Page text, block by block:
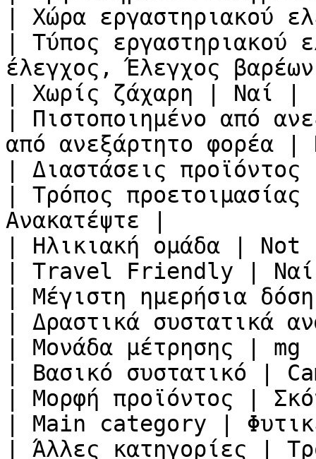
| Χώρα εργαστηριακού
| Τύπος εργαστηριακού
έλεγχος, Έλεγχος
| Χωρίς ζάχαρη | Ναί |
| Πιστοποιημένο από
από ανεξάρτητο φορέα
| Διαστάσεις
| Τρόπος
Ανακατέψτε |
| Ηλικιακή ομάδα |
| Travel Friendly |
| Μέγιστη ημερήσια
| Δραστικά συστατικά
| Μονάδα μέτρησης |
| Βασικό συστατικό |
| Μορφή προϊόντος |
| Main category |
| Άλλες κατηγορίες |